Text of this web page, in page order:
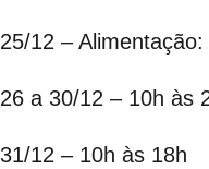
25/12 –
26 a 30/12 – 10h às
31/12 – 10h às 18h